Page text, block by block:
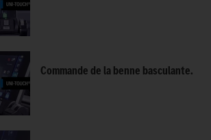
Commande de la benne basculante.